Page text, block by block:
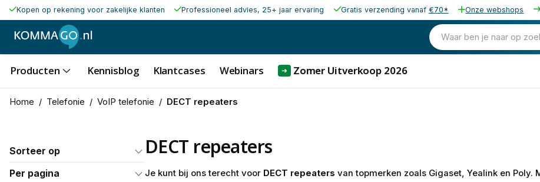
Kopen op rekening voor zakelijke klanten Professioneel advies, 25+ jaar ervaring Gratis verzending vanaf €70* Onze webshops
Waar ben je naar op
Producten Kennisblog Klantcases Webinars ➜ Zomer Uitverkoop 2026
Home / Telefonie / VoIP telefonie / DECT repeaters
Sorteer op
Per pagina
DECT repeaters
Je kunt bij ons terecht voor DECT repeaters van topmerken zoals Gigaset, Yealink en Poly.